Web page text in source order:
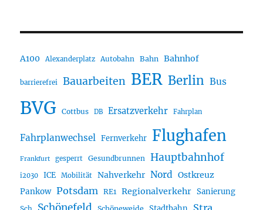
A100 Alexanderplatz Autobahn Bahn Bahnhof
barrierefrei Bauarbeiten BER Berlin Bus
BVG Cottbus DB Ersatzverkehr Fahrplan
Fahrplanwechsel Fernverkehr Flughafen
Frankfurt gesperrt Gesundbrunnen Hauptbahnhof
i2030 ICE Mobilität Nahverkehr Nord Ostkreuz
Pankow Potsdam RE1 Regionalverkehr Sanierung
Stra